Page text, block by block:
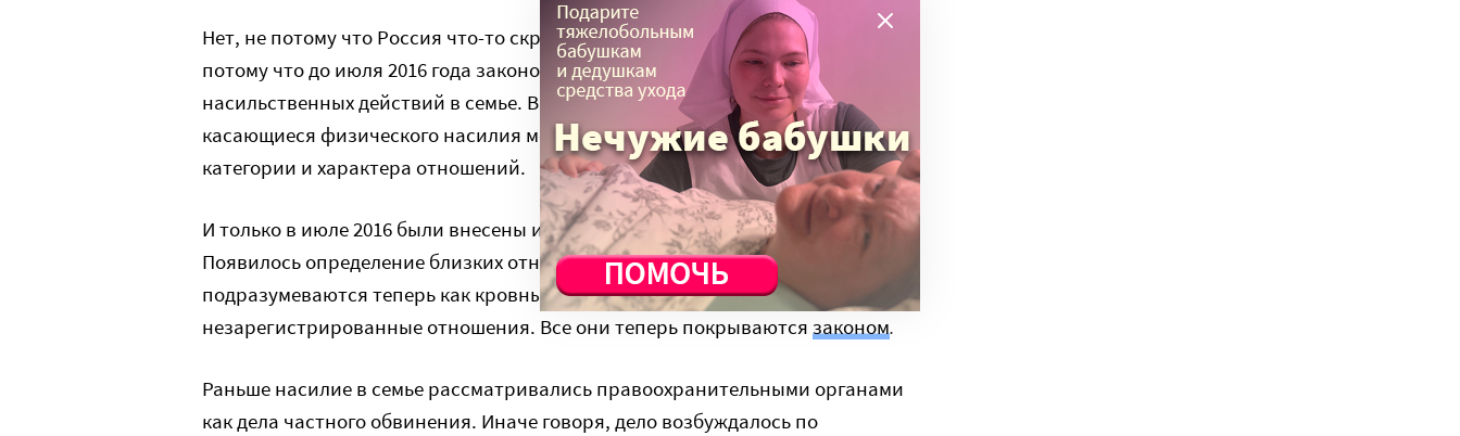
Нет, не потому что Россия что-то скрывает от мировой общественности, а
потому что до июля 2016 года законом не было определено само понятие
насильственных действий в семье. В Уголовном кодексе содержались статьи,
касающиеся физического насилия между гражданами без определения
категории и характера отношений.
И только в июле 2016 были внесены изменения в Уголовный кодекс.
Появилось определение близких отношений, под которыми
подразумеваются теперь как кровные, так и не кровные и даже
незарегистрированные отношения. Все они теперь покрываются законом.
Раньше насилие в семье рассматривались правоохранительными органами
как дела частного обвинения. Иначе говоря, дело возбуждалось по